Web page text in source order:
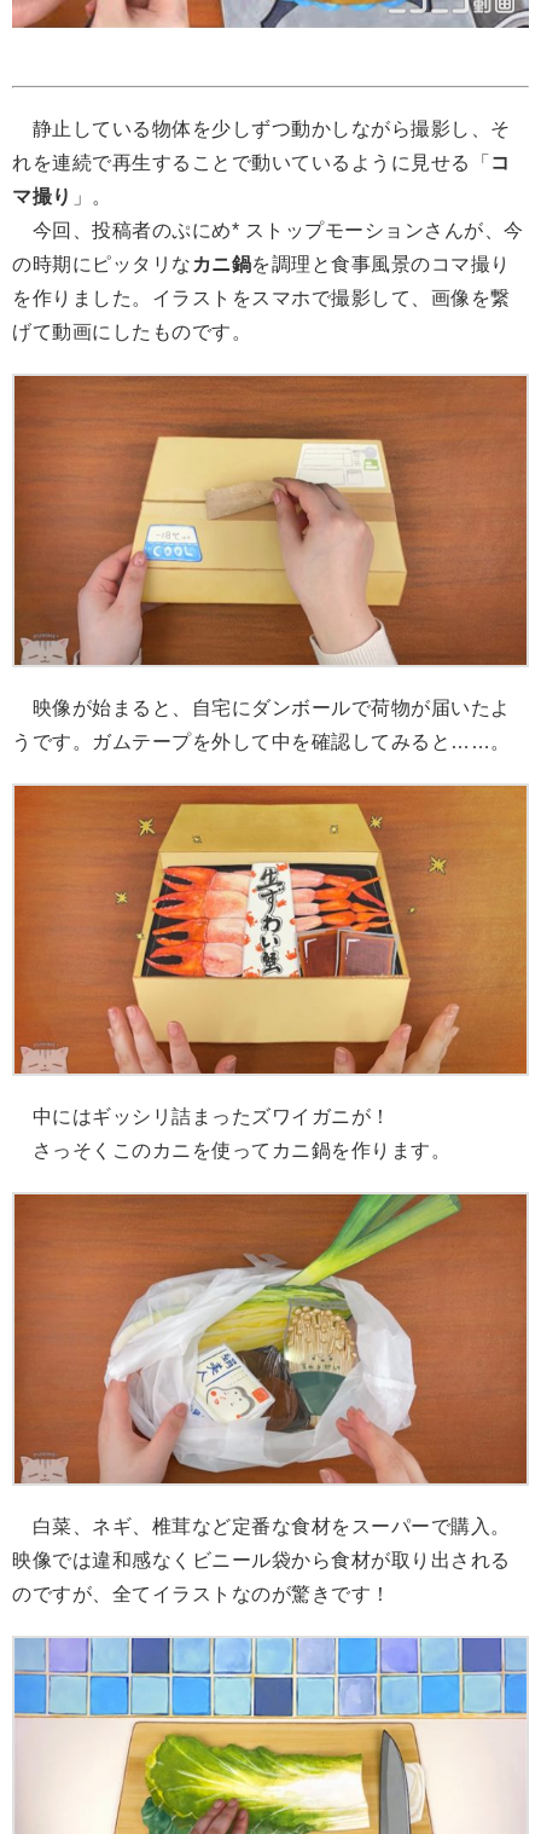
静止している物体を少しずつ動かしながら撮影し、そ
れを連続で再生することで動いているように見せる「 コ
マ撮り 」。
今回、投稿者のぷにめ* ストップモーションさんが、今
の時期にピッタリな カニ鍋を調理と食事風景のコマ撮り
を作りました。イラストをスマホで撮影して、画像を繋
げて動画にしたものです。
映像が始まると、自宅にダンボールで荷物が届いたよ
うです。ガムテープを外して中を確認してみると……。
中にはギッシリ詰まったズワイガニが！
さっそくこのカニを使ってカニ鍋を作ります。
白菜、ネギ、椎茸など定番な食材をスーパーで購入。
映像では違和感なくビニール袋から食材が取り出される
のですが、全てイラストなのが驚きです！